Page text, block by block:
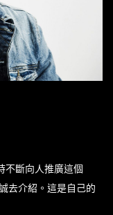
不斷向人推廣這個
去介紹。這是自己的